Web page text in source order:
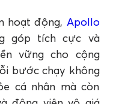
hoạt động, Apollo
góp tích cực và
vững cho cộng
bước chạy không
cá nhân mà còn